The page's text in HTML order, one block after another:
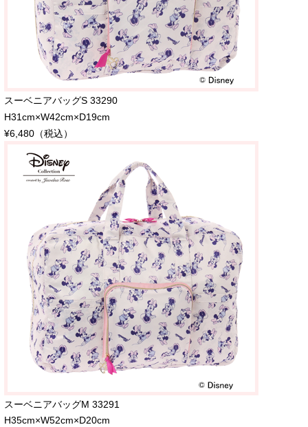
スーベニアバッグS 33290
H31cm×W42cm×D19cm
¥6,480（税込）
スーベニアバッグM 33291
H35cm×W52cm×D20cm